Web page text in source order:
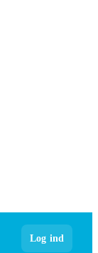
Log ind